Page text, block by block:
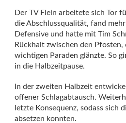
Der TV Flein arbeitete sich Tor
die Abschlussqualität, fand
Defensive und hatte mit Tim
Rückhalt zwischen den
wichtigen Paraden glänzte. So
in die Halbzeitpause.
In der zweiten Halbzeit
offener Schlagabtausch.
letzte Konsequenz, sodass sich
absetzen konnten.